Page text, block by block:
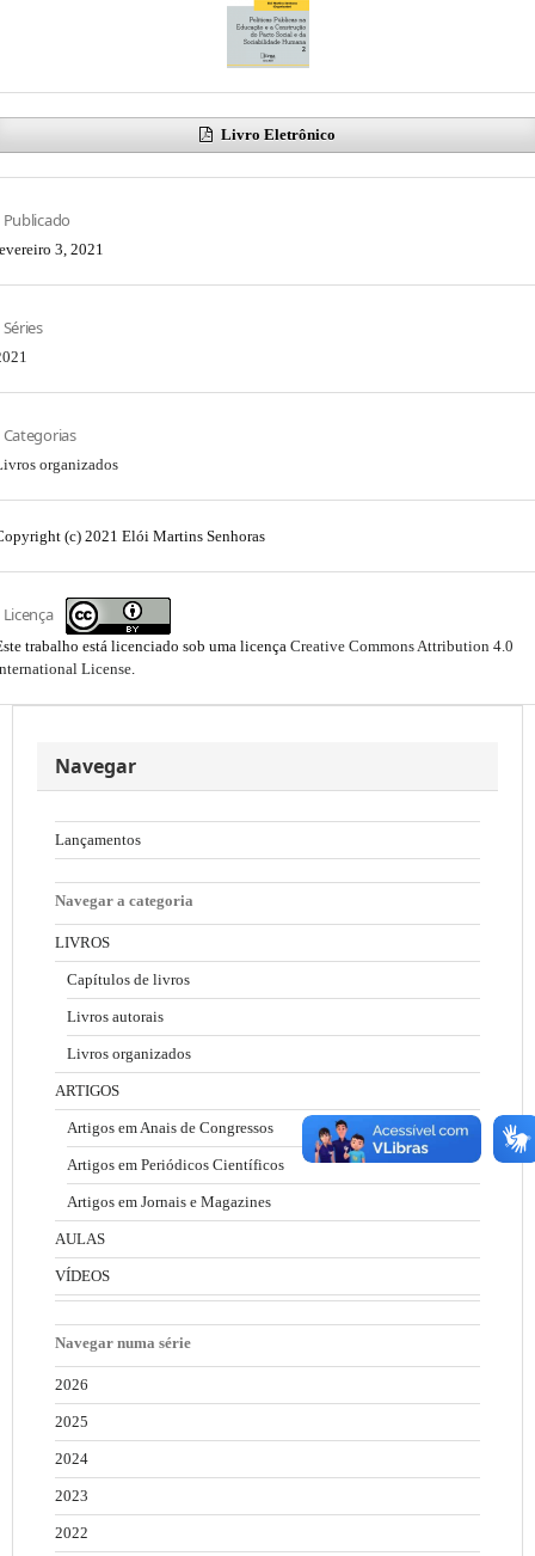
Livro Eletrônico
Publicado
3, 2021
Séries
Categorias
organizados
(c) 2021 Elói Martins Senhoras
Licença
trabalho está licenciado sob uma licença Creative Commons Attribution 4.0
License.
Navegar
Lançamentos
Navegar a categoria
LIVROS
Capítulos de livros
Livros autorais
Livros organizados
ARTIGOS
Artigos em Anais de Congressos
Artigos em Periódicos Científicos
Artigos em Jornais e Magazines
AULAS
VÍDEOS
Navegar numa série
2026
2025
2024
2023
2022